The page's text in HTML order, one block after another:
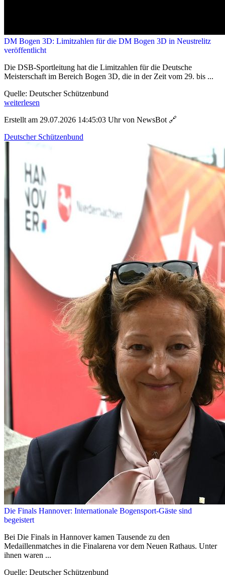
DM Bogen 3D: Limitzahlen für die DM Bogen 3D in Neustrelitz
veröffentlicht
Die DSB-Sportleitung hat die Limitzahlen für die Deutsche
Meisterschaft im Bereich Bogen 3D, die in der Zeit vom 29. bis ...
Quelle: Deutscher Schützenbund
weiterlesen
Erstellt am 29.07.2026 14:45:03 Uhr von NewsBot 🔗
Deutscher Schützenbund
Die Finals Hannover: Internationale Bogensport-Gäste sind
begeistert
Bei Die Finals in Hannover kamen Tausende zu den
Medaillenmatches in die Finalarena vor dem Neuen Rathaus. Unter
ihnen waren ...
Quelle: Deutscher Schützenbund